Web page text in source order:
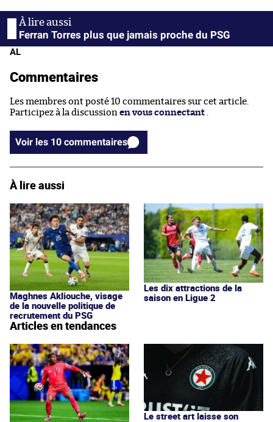
Ferran Torres plus que jamais proche du PSG
AL
Commentaires
Les membres ont posté 10 commentaires sur cet article.
Participez à la discussion en vous connectant
Voir les 10 commentaires
À lire aussi
Maghnes Akliouche, visage
de la nouvelle politique de
recrutement du PSG
Les dix attractions de la
saison en Ligue 2
Articles en tendances
Le street art laisse son